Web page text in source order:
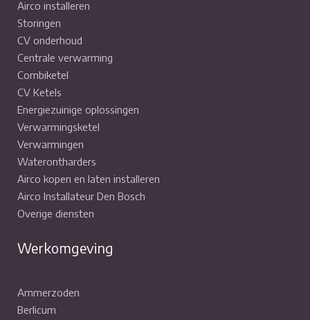
Airco installeren
Storingen
CV onderhoud
Centrale verwarming
Combiketel
CV Ketels
Energiezuinige oplossingen
Verwarmingsketel
Verwarmingen
Waterontharders
Airco kopen en laten installeren
Airco Installateur Den Bosch
Overige diensten
Werkomgeving
Ammerzoden
Berlicum